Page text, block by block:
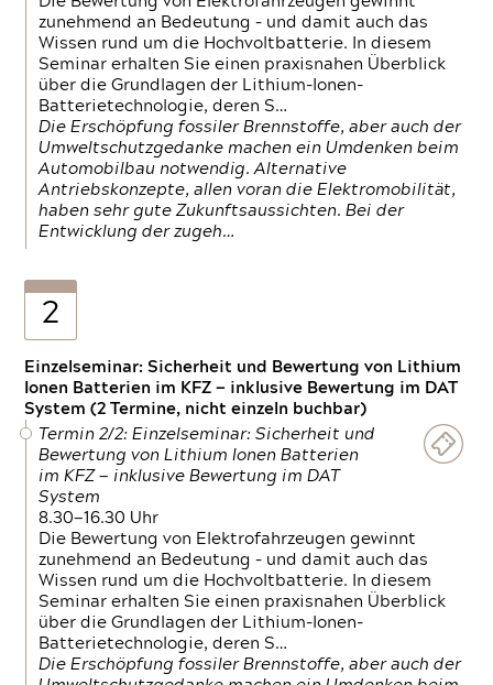
zunehmend an Bedeutung – und damit auch das
Wissen rund um die Hochvoltbatterie. In diesem
Seminar erhalten Sie einen praxisnahen Überblick
über die Grundlagen der Lithium-Ionen-
Batterietechnologie, deren S…
Die Erschöpfung fossiler Brennstoffe, aber auch der
Umweltschutzgedanke machen ein Umdenken beim
Automobilbau notwendig. Alternative
Antriebskonzepte, allen voran die Elektromobilität,
haben sehr gute Zukunftsaussichten. Bei der
Entwicklung der zugeh…
2
Einzelseminar: Sicherheit und Bewertung von Lithium
Ionen Batterien im KFZ — inklusive Bewertung im DAT
System (2 Termine, nicht einzeln buchbar)
Termin 2/2: Einzelseminar: Sicherheit und
Bewertung von Lithium Ionen Batterien
im KFZ — inklusive Bewertung im DAT
System
8.30—16.30 Uhr
Die Bewertung von Elektrofahrzeugen gewinnt
zunehmend an Bedeutung – und damit auch das
Wissen rund um die Hochvoltbatterie. In diesem
Seminar erhalten Sie einen praxisnahen Überblick
über die Grundlagen der Lithium-Ionen-
Batterietechnologie, deren S…
Die Erschöpfung fossiler Brennstoffe, aber auch der